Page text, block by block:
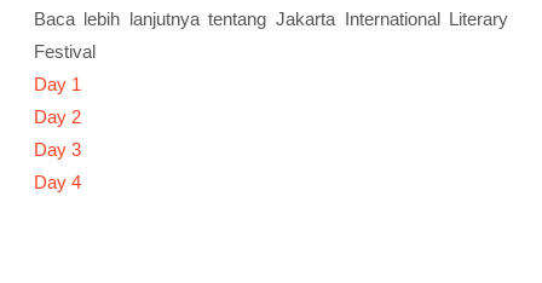
Baca lebih lanjutnya tentang Jakarta International Literary
Festival
Day 1
Day 2
Day 3
Day 4